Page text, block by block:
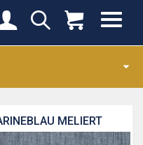
MELIERT